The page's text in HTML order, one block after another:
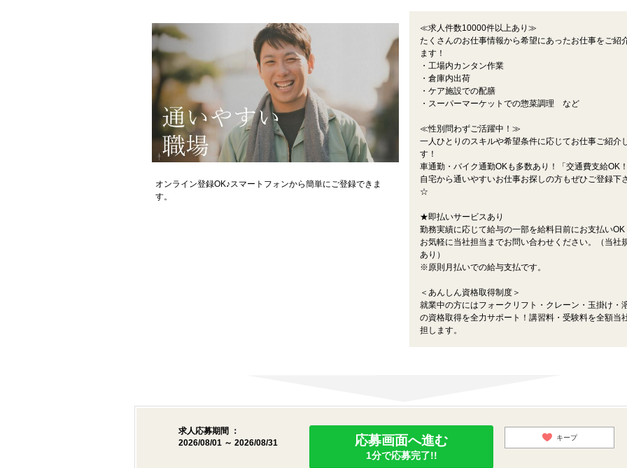
オンライン登録OK♪スマートフォンから簡単にご登録できま
す。
≪求人件数10000件以上あり≫
たくさんのお仕事情報から希望にあったお仕事をご紹
ます！
・工場内カンタン作業
・倉庫内出荷
・ケア施設での配膳
・スーパーマーケットでの惣菜調理 など
≪性別問わずご活躍中！≫
一人ひとりのスキルや希望条件に応じてお仕事ご紹介
す！
車通勤・バイク通勤OKも多数あり！「交通費支給OK！
自宅から通いやすいお仕事お探しの方もぜひご登録下
☆
★即払いサービスあり
勤務実績に応じて給与の一部を給料日前にお支払いOK
お気軽に当社担当までお問い合わせください。（当社
あり）
※原則月払いでの給与支払です。
＜あんしん資格取得制度＞
就業中の方にはフォークリフト・クレーン・玉掛け・
の資格取得を全力サポート！講習料・受験料を全額当
担します。
求人応募期間 ：
2026/08/01 ～ 2026/08/31
応募画面へ進む
1分で応募完了!!
キープ